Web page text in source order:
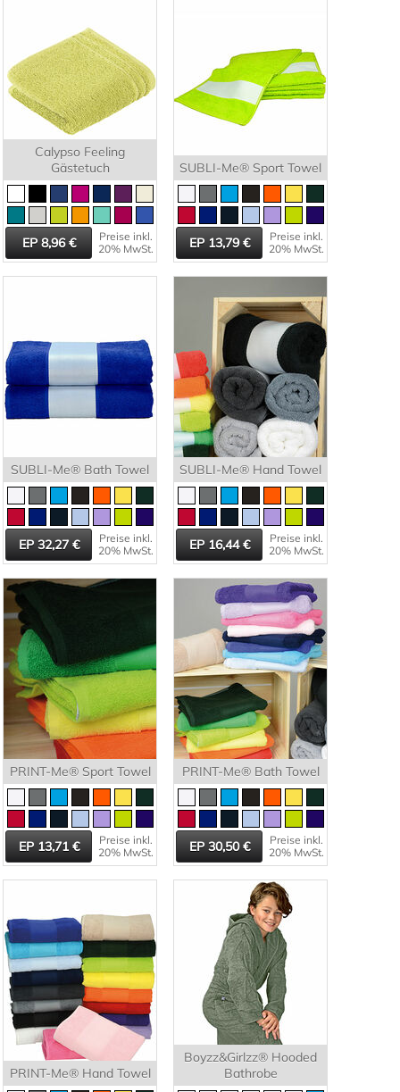
Calypso Feeling
Gästetuch
8,96
Preise inkl.
20% MwSt.
SUBLI-Me® Sport Towel
13,79
Preise inkl.
20% MwSt.
SUBLI-Me® Bath Towel
32,27
Preise inkl.
20% MwSt.
SUBLI-Me® Hand Towel
16,44
Preise inkl.
20% MwSt.
PRINT-Me® Sport Towel
13,71
Preise inkl.
20% MwSt.
PRINT-Me® Bath Towel
30,50
Preise inkl.
20% MwSt.
PRINT-Me® Hand Towel
Boyzz&Girlzz® Hooded
Bathrobe